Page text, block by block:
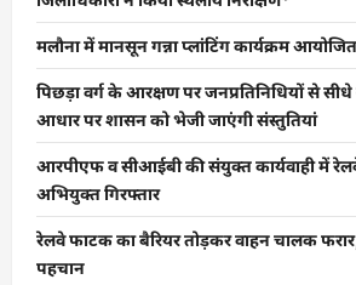
मलौना में मानसून गन्ना प्लांटिंग कार्यक्रम आयोजित
पिछड़ा वर्ग के आरक्षण पर जनप्रतिनिधियों से
आधार पर शासन को भेजी जाएंगी संस्तुतियां
आरपीएफ व सीआईबी की संयुक्त कार्यवाही में
अभियुक्त गिरफ्तार
रेलवे फाटक का बैरियर तोड़कर वाहन चालक
पहचान